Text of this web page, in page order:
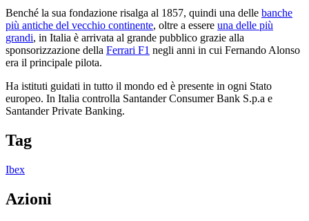
Benché la sua fondazione risalga al 1857, quindi una delle banche
più antiche del vecchio continente, oltre a essere una delle più
grandi, in Italia è arrivata al grande pubblico grazie alla
sponsorizzazione della Ferrari F1 negli anni in cui Fernando Alonso
era il principale pilota.
Ha istituti guidati in tutto il mondo ed è presente in ogni Stato
europeo. In Italia controlla Santander Consumer Bank S.p.a e
Santander Private Banking.
Tag
Ibex
Azioni